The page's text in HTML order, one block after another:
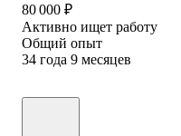
80 000 ₽
Активно ищет работу
Общий опыт
34 года 9 месяцев